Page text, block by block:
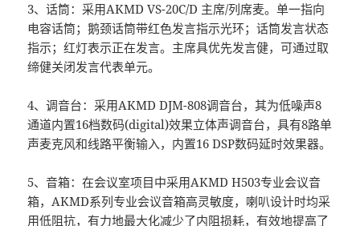
3、话筒：采用AKMD VS-20C/D 主席/列席麦。单一指向
电容话筒；鹅颈话筒带红色发言指示光环；话筒发言状态
指示；红灯表示正在发言。主席具优先发言健，可通过取
缔健关闭发言代表单元。
4、调音台：采用AKMD DJM-808调音台，其为低噪声8
通道内置16档数码(digital)效果立体声调音台，具有8路单
声麦克风和线路平衡输入，内置16 DSP数码延时效果器。
5、音箱：在会议室项目中采用AKMD H503专业会议音
箱，AKMD系列专业会议音箱高灵敏度，喇叭设计时均采
用低阻抗，有力地最大化减少了内阻损耗，有效地提高了